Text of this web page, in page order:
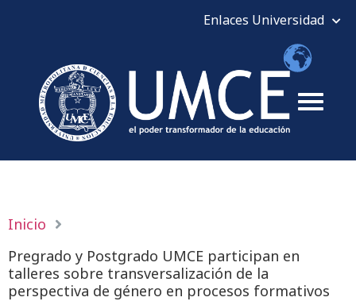
Inicio
Pregrado y Postgrado UMCE participan en
talleres sobre transversalización de la
perspectiva de género en procesos formativos